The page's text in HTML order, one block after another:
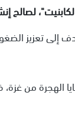
لصالح
تعزيز
الهجرة من